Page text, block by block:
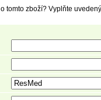
tomto zboží? Vyplňte